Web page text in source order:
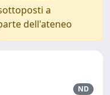
a
dell'ateneo
ND